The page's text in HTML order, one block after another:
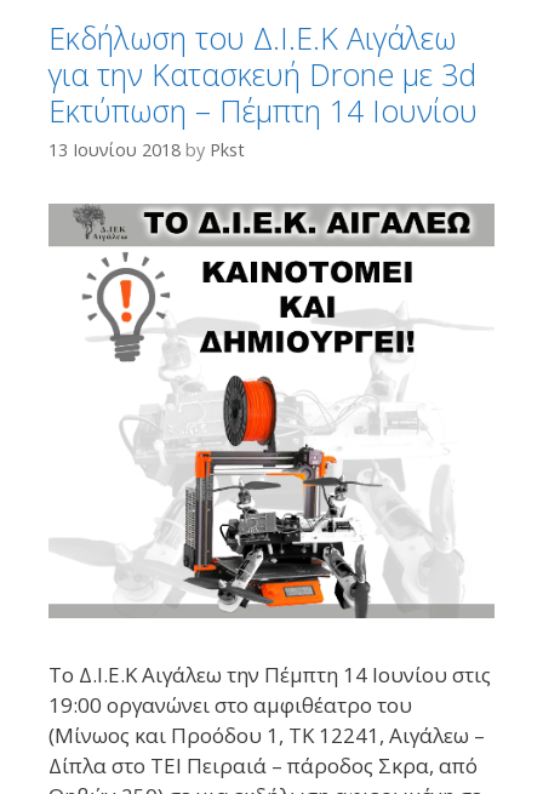
Εκδήλωση του Δ.Ι.Ε.Κ Αιγάλεω
για την Κατασκευή Drone με 3d
Εκτύπωση – Πέμπτη 14 Ιουνίου
13 Ιουνίου 2018 by Pkst
Το Δ.Ι.Ε.Κ Αιγάλεω την Πέμπτη 14 Ιουνίου στις
19:00 οργανώνει στο αμφιθέατρο του
(Μίνωος και Προόδου 1, ΤΚ 12241, Αιγάλεω –
Δίπλα στο ΤΕΙ Πειραιά – πάροδος Σκρα, από